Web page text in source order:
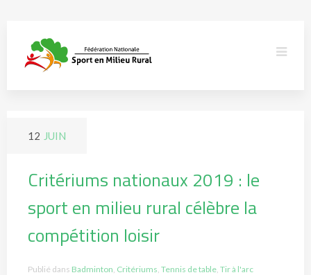
12 JUIN
Critériums nationaux 2019 : le
sport en milieu rural célèbre la
compétition loisir
Publié dans Badminton, Critériums, Tennis de table, Tir à l'arc